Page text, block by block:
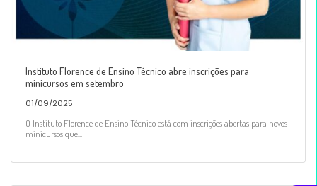
Instituto Florence de Ensino Técnico abre inscrições para
minicursos em setembro
01/09/2025
O Instituto Florence de Ensino Técnico está com inscrições abertas para novos
minicursos que...